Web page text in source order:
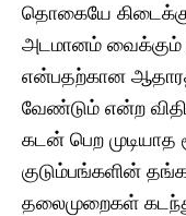
தொகையே
அடமானம் வைக்கும்
என்பதற்கான
வேண்டும் என்ற
கடன் பெற முடியாத
குடும்பங்களின்
தலைமுறைகள்